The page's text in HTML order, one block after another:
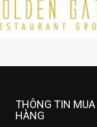
THÔNG TIN MUA
HÀNG